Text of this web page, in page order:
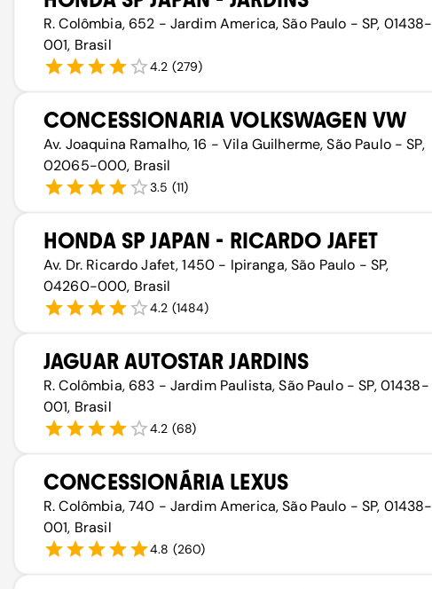
R. Colômbia, 652 - Jardim America, São Paulo - SP, 01438-
001, Brasil
4.2 (279)
CONCESSIONARIA VOLKSWAGEN VW
Av. Joaquina Ramalho, 16 - Vila Guilherme, São Paulo - SP,
02065-000, Brasil
3.5 (11)
HONDA SP JAPAN - RICARDO JAFET
Av. Dr. Ricardo Jafet, 1450 - Ipiranga, São Paulo - SP,
04260-000, Brasil
4.2 (1484)
JAGUAR AUTOSTAR JARDINS
R. Colômbia, 683 - Jardim Paulista, São Paulo - SP, 01438-
001, Brasil
4.2 (68)
CONCESSIONÁRIA LEXUS
R. Colômbia, 740 - Jardim America, São Paulo - SP, 01438-
001, Brasil
4.8 (260)